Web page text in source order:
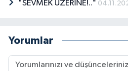
"SEVMEK ÜZERİNE!.."
Yorumlar